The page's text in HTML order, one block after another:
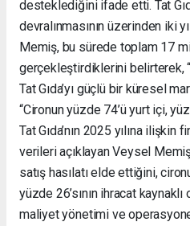
desteklediğini ifade etti. Tat
devralınmasının üzerinden iki
Memiş, bu sürede toplam 17
gerçekleştirdiklerini belirterek,
Tat Gıda’yı güçlü bir küresel
“Cironun yüzde 74’ü yurt içi,
Tat Gıda’nın 2025 yılına
verileri açıklayan Veysel
satış hasılatı elde ettiğini,
yüzde 26’sının ihracat
maliyet yönetimi ve